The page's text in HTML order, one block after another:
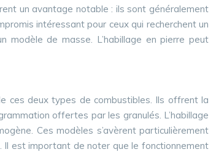
un avantage notable : ils sont généralement
intéressant pour ceux qui recherchent un
de masse. L’habillage en pierre peut
ces deux types de combustibles. Ils offrent la
offertes par les granulés. L’habillage
Ces modèles s’avèrent particulièrement
Il est important de noter que le fonctionnement